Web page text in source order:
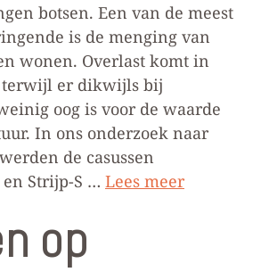
botsen. Een van de meest
is de menging van
wonen. Overlast komt in
terwijl er dikwijls bij
oog is voor de waarde
In ons onderzoek naar
de casussen
Strijp-S … Lees meer
op